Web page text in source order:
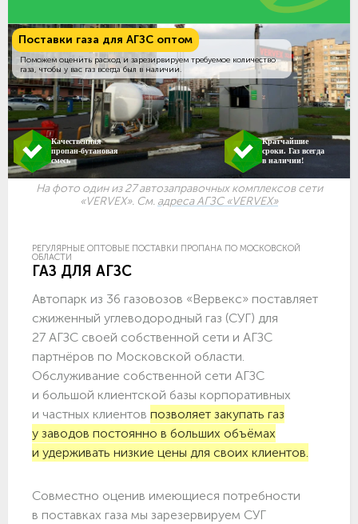
Поставки газа для АГЗС оптом
Поможем оценить расход и зарезирвируем требуемое количество
газа, чтобы у вас газ всегда был в наличии.
Качественная
пропан-бутановая
смесь
Кратчайшие
сроки. Газ всегда
в наличии!
На фото один из 27 автозаправочных комплексов сети
«VERVEX». См. адреса АГЗС «VERVEX»
РЕГУЛЯРНЫЕ ОПТОВЫЕ ПОСТАВКИ ПРОПАНА ПО МОСКОВСКОЙ
ОБЛАСТИ
ГАЗ ДЛЯ АГЗС
Автопарк из 36 газовозов «Вервекс» поставляет
сжиженный углеводородный газ (СУГ) для
27 АГЗС своей собственной сети и АГЗС
партнёров по Московской области.
Обслуживание собственной сети АГЗС
и большой клиентской базы корпоративных
и частных клиентов позволяет закупать газ
у заводов постоянно в больших объёмах
и удерживать низкие цены для своих клиентов.
Совместно оценив имеющиеся потребности
в поставках газа мы зарезервируем СУГ